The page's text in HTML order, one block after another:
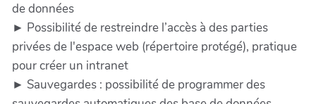
de données
► Possibilité de restreindre l’accès à des parties
privées de l'espace web (répertoire protégé), pratique
pour créer un intranet
► Sauvegardes : possibilité de programmer des